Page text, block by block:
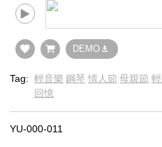
DEMO
Tag: 輕音樂 鋼琴 情人節 母親節
回憶
YU-000-011